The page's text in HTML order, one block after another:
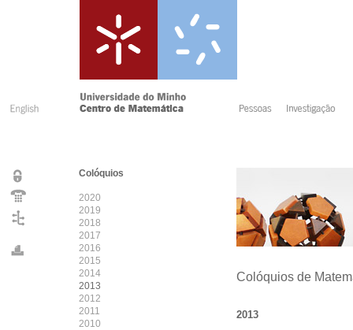
Colóquios
2020
2019
2018
2017
2016
2015
2014
2013
2012
2011
2010
Colóquios de
2013